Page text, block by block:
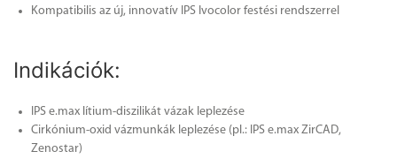
Kompatibilis az új, innovatív IPS Ivocolor festési rendszerrel
Indikációk:
IPS e.max lítium-diszilikát vázak leplezése
Cirkónium-oxid vázmunkák leplezése (pl.: IPS e.max ZirCAD,
Zenostar)